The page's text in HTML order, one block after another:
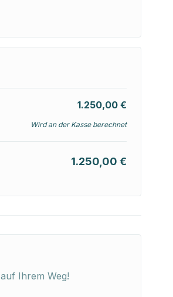
1.250,00 €
Wird an der Kasse berechnet
1.250,00 €
Ihrem Weg!